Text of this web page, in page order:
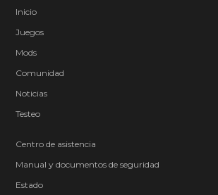
Inicio
Juegos
Mods
Comunidad
Noticias
Testeo
Centro de asistencia
Manual y documentos de seguridad
Estado